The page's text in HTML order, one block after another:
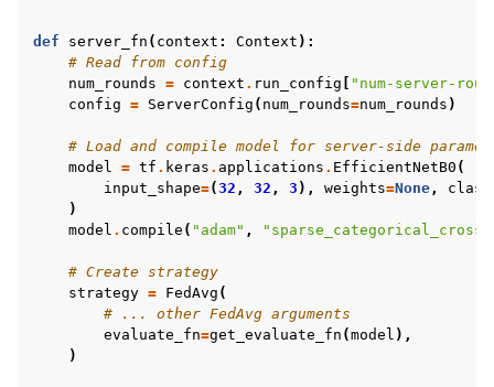
navigation of Reference
navigation of Contribuer
def server_fn ( context : Context ):
# Read from config
num_rounds = context . run_config
"num-server-
config = ServerConfig ( num_rounds=num_rounds )
# Load and compile model for server-side
model
= tf . keras . applications . EfficientNetB0 (
input_shape=(32 , 32 , 3 ), weights=None ,
)
model . compile ( "adam" ,
# Create strategy
strategy = FedAvg (
# ... other FedAvg arguments
evaluate_fn=get_evaluate_fn (model ),
)